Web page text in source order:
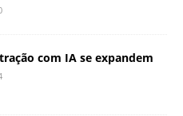
com IA se expandem